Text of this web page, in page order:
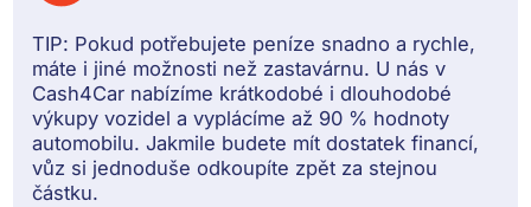
TIP: Pokud potřebujete peníze snadno a rychle,
máte i jiné možnosti než zastavárnu. U nás v
Cash4Car nabízíme krátkodobé i dlouhodobé
výkupy vozidel a vyplácímeaž 90 % hodnoty
automobilu. Jakmile budete mít dostatek financí,
vůz si jednoduše odkoupíte zpět za stejnou
částku.